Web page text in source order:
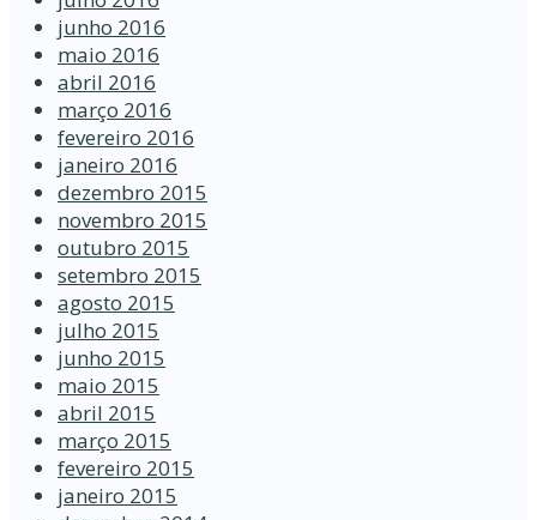
junho 2016
maio 2016
abril 2016
março 2016
fevereiro 2016
janeiro 2016
dezembro 2015
novembro 2015
outubro 2015
setembro 2015
agosto 2015
julho 2015
junho 2015
maio 2015
abril 2015
março 2015
fevereiro 2015
janeiro 2015